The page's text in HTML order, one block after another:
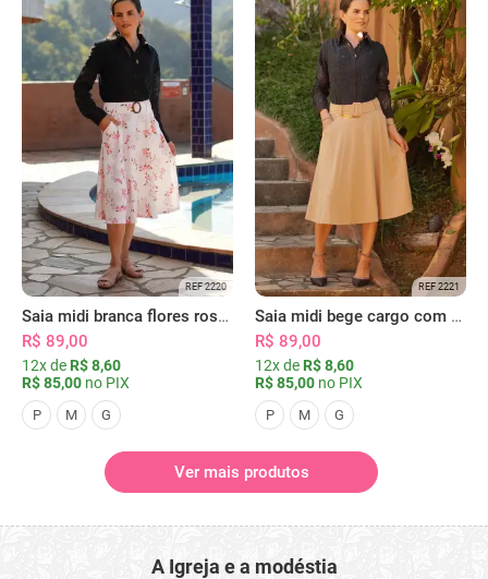
REF 2220
Saia midi branca flores rosas com bolsos
R$ 89,00
12x de R$ 8,60
R$ 85,00 no PIX
P M G
REF 2221
Saia midi bege cargo com bolsos
R$ 89,00
12x de R$ 8,60
R$ 85,00 no PIX
P M G
Ver mais produtos
A Igreja e a modéstia